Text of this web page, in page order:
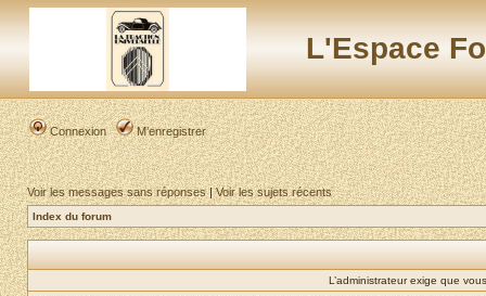
L'Espace
Connexion M’enregistrer
Voir les messages sans réponses|Voir les sujets récents
Index du forum
L’administrateur exige que